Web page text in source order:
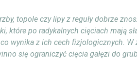
topole czy lipy z reguły dobrze
które po radykalnych cięciach mają
wynika z ich cech fizjologicznych.
się ograniczyć cięcia gałęzi do